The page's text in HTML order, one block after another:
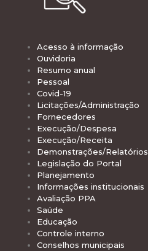
Acesso à informação
Ouvidoria
Resumo anual
Pessoal
Covid-19
Licitações/Administração
Fornecedores
Execução/Despesa
Execução/Receita
Demonstrações/Relatórios
Legislação do Portal
Planejamento
Informações institucionais
Avaliação PPA
Saúde
Educação
Controle interno
Conselhos municipais